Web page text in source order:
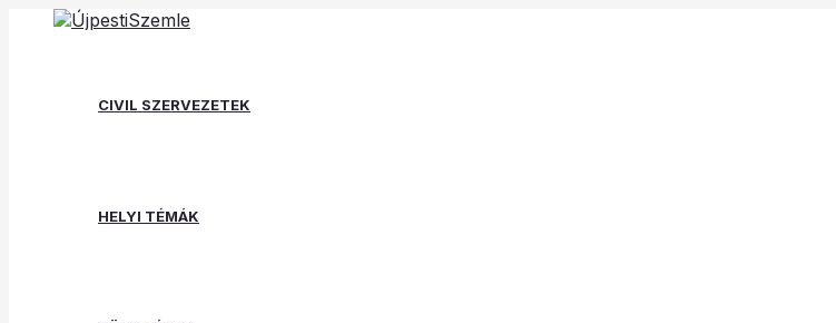
CIVIL SZERVEZETEK
HELYI TÉMÁK
navigation
Type
here..
Name*
Email*
Website